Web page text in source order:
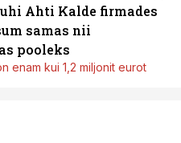
Ahti Kalde firmades
samas nii
pooleks
enam kui 1,2 miljonit eurot